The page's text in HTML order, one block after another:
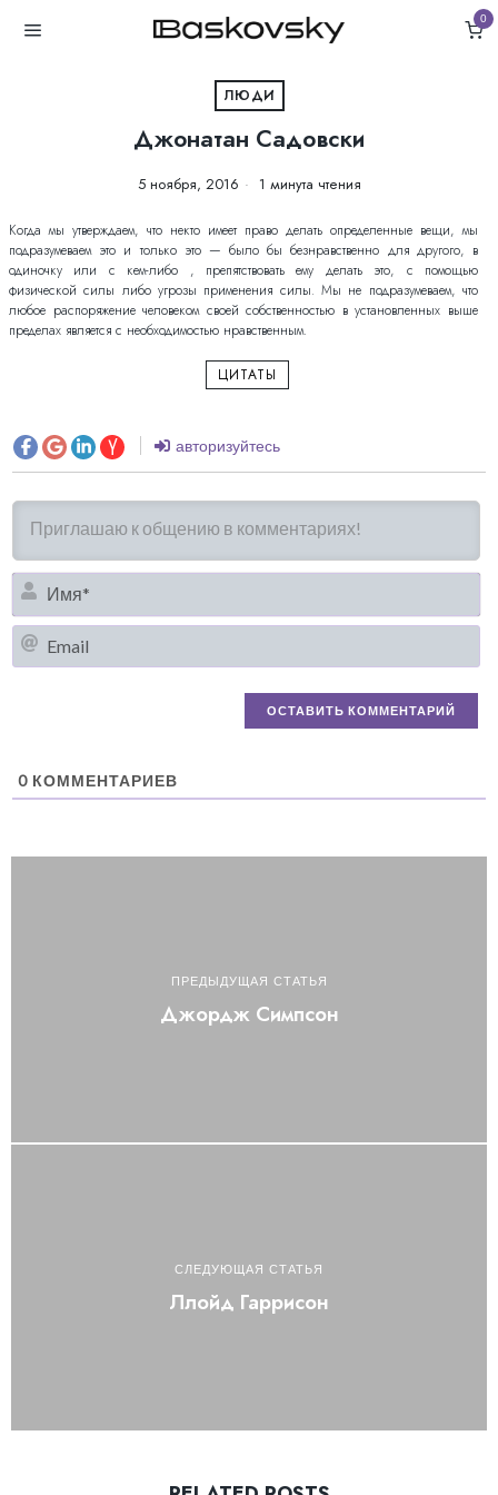
0
ЛЮДИ
Джонатан Садовски
5 ноября, 2016 1 минута чтения
Когда мы утверждаем, что некто имеет право делать определенные вещи, мы
подразумеваем это и только это — было бы безнравственно для другого, в
одиночку или с кем-либо , препятствовать ему делать это, с помощью
физической силы либо угрозы применения силы. Мы не подразумеваем, что
любое распоряжение человеком своей собственностью в установленных выше
пределах является с необходимостью нравственным.
ЦИТАТЫ
авторизуйтесь
0 КОММЕНТАРИЕВ
ПРЕДЫДУЩАЯ СТАТЬЯ
Джордж Симпсон
СЛЕДУЮЩАЯ СТАТЬЯ
Ллойд Гаррисон